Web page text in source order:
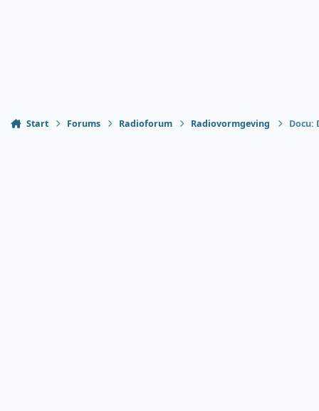
Start Forums Radioforum Radiovormgeving Docu: